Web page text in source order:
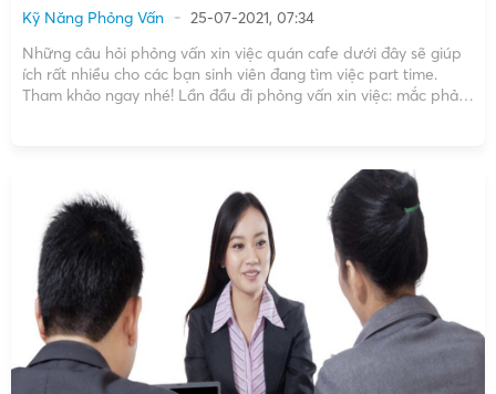
Kỹ Năng Phỏng Vấn
25-07-2021, 07:34
Những câu hỏi phỏng vấn xin việc quán cafe dưới đây sẽ giúp
ích rất nhiều cho các bạn sinh viên đang tìm việc part time.
Tham khảo ngay nhé! Lần đầu đi phỏng vấn xin việc: mắc phải